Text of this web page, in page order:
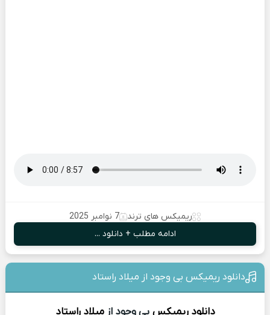
ریمیکس های ترند
7 نوامبر 2025
ادامه مطلب + دانلود ...
دانلود ریمیکس بی وجود از میلاد راستاد
دانلود ریمیکس بی وجود ازمیلاد راستاد